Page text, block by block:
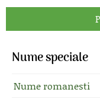
Nume speciale
Nume romanesti